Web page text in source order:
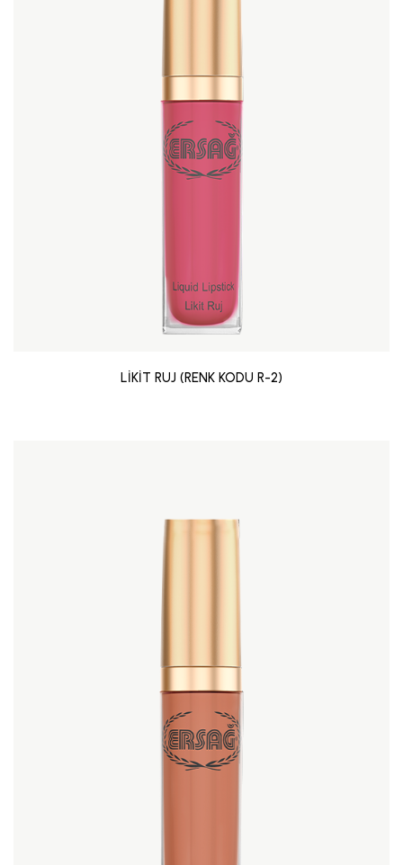
LİKİT RUJ (RENK KODU R-2)